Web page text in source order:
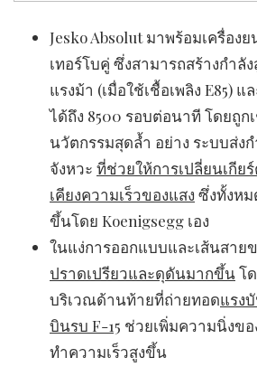
Jesko Absolut มาพร้อมเครื่อง
เทอร์โบคู่ ซึ่งสามารถสร้างกำลั
แรงม้า (เมื่อใช้เชื้อเพลิง E85)
ได้ถึง 8500 รอบต่อนาที โดยถูก
นวัตกรรมสุดล้ำ อย่าง ระบบส่ง
จังหวะ ที่ช่วยให้การเปลี่ยนเกีย
เคียงความเร็วของแสง ซึ่งทั้งห
ขึ้นโดย Koenigsegg เอง
ในแง่การออกแบบและเส้นสาย
ปราดเปรียวและดุดันมากขึ้นโ
บริเวณด้านท้ายที่ถ่ายทอดแรง
บินรบ F-15 ช่วยเพิ่มความนิ่งข
ทำความเร็วสูงขึ้น